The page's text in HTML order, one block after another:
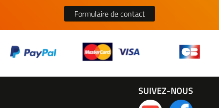
Formulaire de contact
SUIVEZ-NOUS